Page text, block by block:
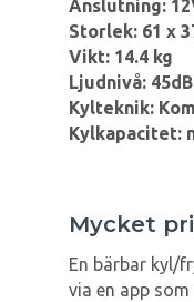
Anslutning:
Storlek: 61 x
Vikt: 14.4 kg
Ljudnivå: 45dB
Kylteknik:
Kylkapacitet:
Mycket
En bärbar kyl/
via en app